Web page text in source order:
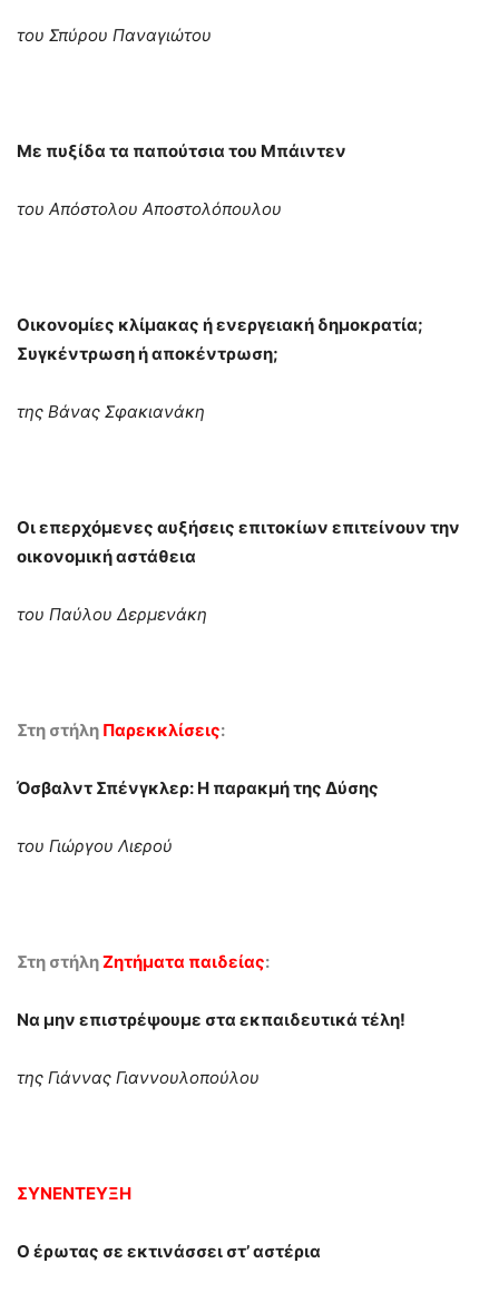
του Σπύρου Παναγιώτου
Με πυξίδα τα παπούτσια του Μπάιντεν
του Απόστολου Αποστολόπουλου
Οικονομίες κλίμακας ή ενεργειακή δημοκρατία;
Συγκέντρωση ή αποκέντρωση;
της Βάνας Σφακιανάκη
Οι επερχόμενες αυξήσεις επιτοκίων επιτείνουν την
οικονομική αστάθεια
του Παύλου Δερμενάκη
Στη στήλη Παρεκκλίσεις:
Όσβαλντ Σπένγκλερ: Η παρακμή της Δύσης
του Γιώργου Λιερού
Στη στήληΖητήματα παιδείας:
Να μην επιστρέψουμε στα εκπαιδευτικά τέλη!
της Γιάννας Γιαννουλοπούλου
ΣΥΝΕΝΤΕΥΞΗ
Ο έρωτας σε εκτινάσσει στ’ αστέρια